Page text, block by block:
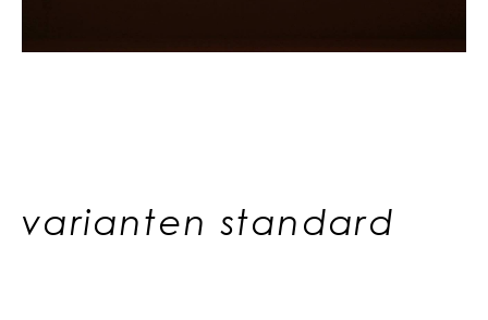
varianten standard